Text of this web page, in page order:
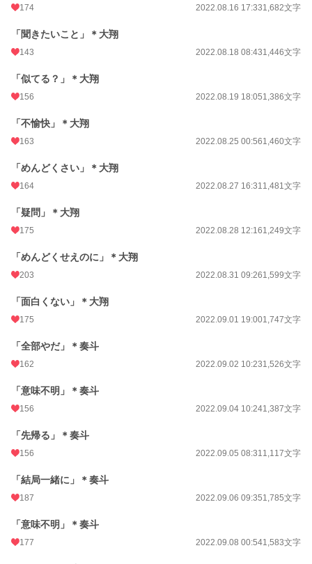
174 2022.08.16 17:331,682文字
「聞きたいこと」＊大翔
143 2022.08.18 08:431,446文字
「似てる？」＊大翔
156 2022.08.19 18:051,386文字
「不愉快」＊大翔
163 2022.08.25 00:561,460文字
「めんどくさい」＊大翔
164 2022.08.27 16:311,481文字
「疑問」＊大翔
175 2022.08.28 12:161,249文字
「めんどくせえのに」＊大翔
203 2022.08.31 09:261,599文字
「面白くない」＊大翔
175 2022.09.01 19:001,747文字
「全部やだ」＊奏斗
162 2022.09.02 10:231,526文字
「意味不明」＊奏斗
156 2022.09.04 10:241,387文字
「先帰る」＊奏斗
156 2022.09.05 08:311,117文字
「結局一緒に」＊奏斗
187 2022.09.06 09:351,785文字
「意味不明」＊奏斗
177 2022.09.08 00:541,583文字